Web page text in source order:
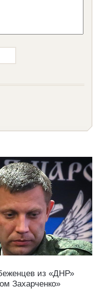
из «ДНР»
Захарченко»